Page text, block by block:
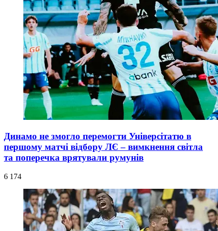
Динамо не змогло перемогти Універсітатю в
першому матчі відбору ЛЄ – вимкнення світла
та поперечка врятували румунів
6 174